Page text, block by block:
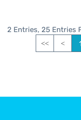
2 Entries, 25 Entries
<< <